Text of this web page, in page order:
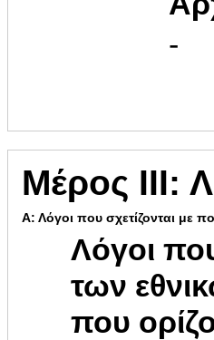
-
Μέρος ΙΙΙ:
Α: Λόγοι που σχετίζονται με
Λόγοι
των
που